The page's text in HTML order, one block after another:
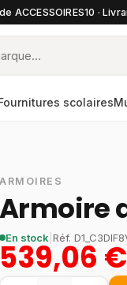
·
scolaires
ARMOIRES
Armoire
En stock Réf.
539,06 €